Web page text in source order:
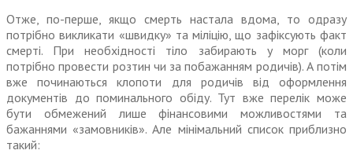
Отже, по-перше, якщо смерть настала вдома, то одразу
потрібно викликати «швидку» та міліцію, що зафіксують факт
смерті. При необ­хідності тіло забирають у морг (коли
потрібно провести розтин чи за побажанням родичів). А потім
вже починаються клопоти для родичів від оформлення
документів до поминального обіду. Тут вже перелік може
бути обмежений лише фінансовими можливостями та
бажаннями «замовників». Але мінімальний список приблизно
такий: